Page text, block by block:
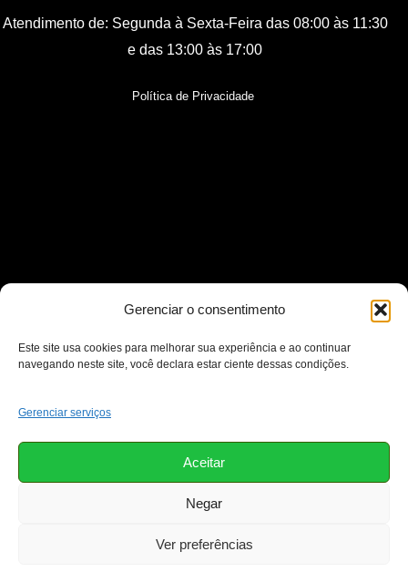
Gerenciar o consentimento
Este site usa cookies para melhorar sua experiência e ao continuar
navegando neste site, você declara estar ciente dessas condições.
Gerenciar serviços
Aceitar
Negar
Ver preferências
no
Atendimento de: Segunda à Sexta-Feiradas 08:00 às 11:30
e das 13:00 às 17:00
Política de Privacidade
Copyright © 2026 Prefeitura de Pinhão - PR